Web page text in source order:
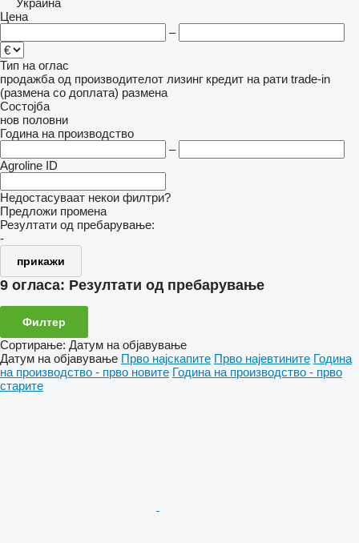
Украина
Цена
–
Тип на оглас
продажба од производителот лизинг кредит на рати trade-in
(размена со доплата) размена
Состојба
нов половни
Година на производство
–
Agroline ID
Недостасуваат некои филтри?
Предложи промена
Резултати од пребарување:
-
прикажи
9 огласа: Резултати од пребарување
Филтер
Сортирање: Датум на објавување
Датум на објавување Прво најскапите Прво најевтините Година
на производство - прво новите Година на производство - прво
старите